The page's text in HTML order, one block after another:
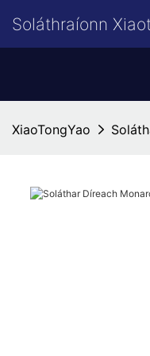
Soláthraíonn
XiaoTongYao